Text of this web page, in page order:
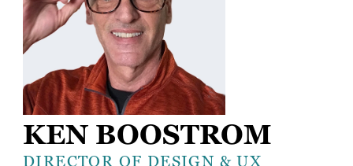
KEN BOOSTROM
DIRECTOR OF DESIGN & UX